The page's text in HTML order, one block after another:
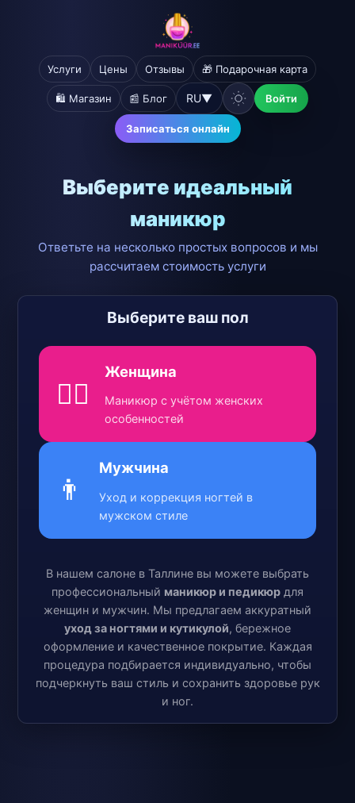
Услуги Цены Отзывы 🎁 Подарочная карта
🛍️ Магазин 📰 Блог RU▼ Войти
Записаться онлайн
Выберите идеальный
маникюр
Ответьте на несколько простых вопросов и мы
рассчитаем стоимость услуги
Выберите ваш пол
💁‍♀️
Женщина
Маникюр с учётом женских
особенностей
👨
Мужчина
Уход и коррекция ногтей в
мужском стиле
В нашем салоне в Таллине вы можете выбрать
профессиональный маникюр и педикюр для
женщин и мужчин. Мы предлагаем аккуратный
уход за ногтями и кутикулой, бережное
оформление и качественное покрытие. Каждая
процедура подбирается индивидуально, чтобы
подчеркнуть ваш стиль и сохранить здоровье рук
и ног.